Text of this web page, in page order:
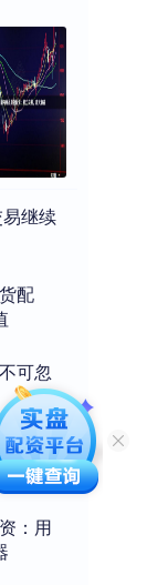
继续
配
可忽
业
：用